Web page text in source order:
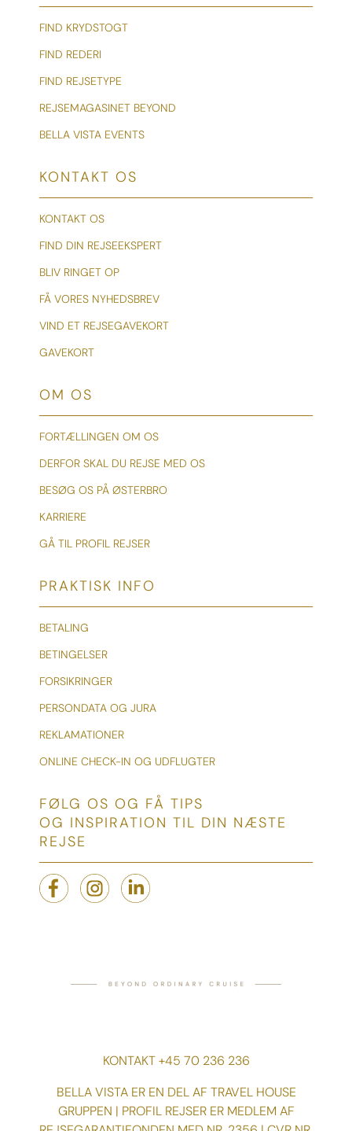
FIND KRYDSTOGT
FIND REDERI
FIND REJSETYPE
REJSEMAGASINET BEYOND
BELLA VISTA EVENTS
KONTAKT OS
KONTAKT OS
FIND DIN REJSEEKSPERT
BLIV RINGET OP
FÅ VORES NYHEDSBREV
VIND ET REJSEGAVEKORT
GAVEKORT
OM OS
FORTÆLLINGEN OM OS
DERFOR SKAL DU REJSE MED OS
BESØG OS PÅ ØSTERBRO
KARRIERE
GÅ TIL PROFIL REJSER
PRAKTISK INFO
BETALING
BETINGELSER
FORSIKRINGER
PERSONDATA OG JURA
REKLAMATIONER
ONLINE CHECK-IN OG UDFLUGTER
FØLG OS OG FÅ TIPS
OG INSPIRATION TIL DIN NÆSTE
REJSE
KONTAKT +45 70 236 236
BELLA VISTA ER EN DEL AF TRAVEL HOUSE
GRUPPEN | PROFIL REJSER ER MEDLEM AF